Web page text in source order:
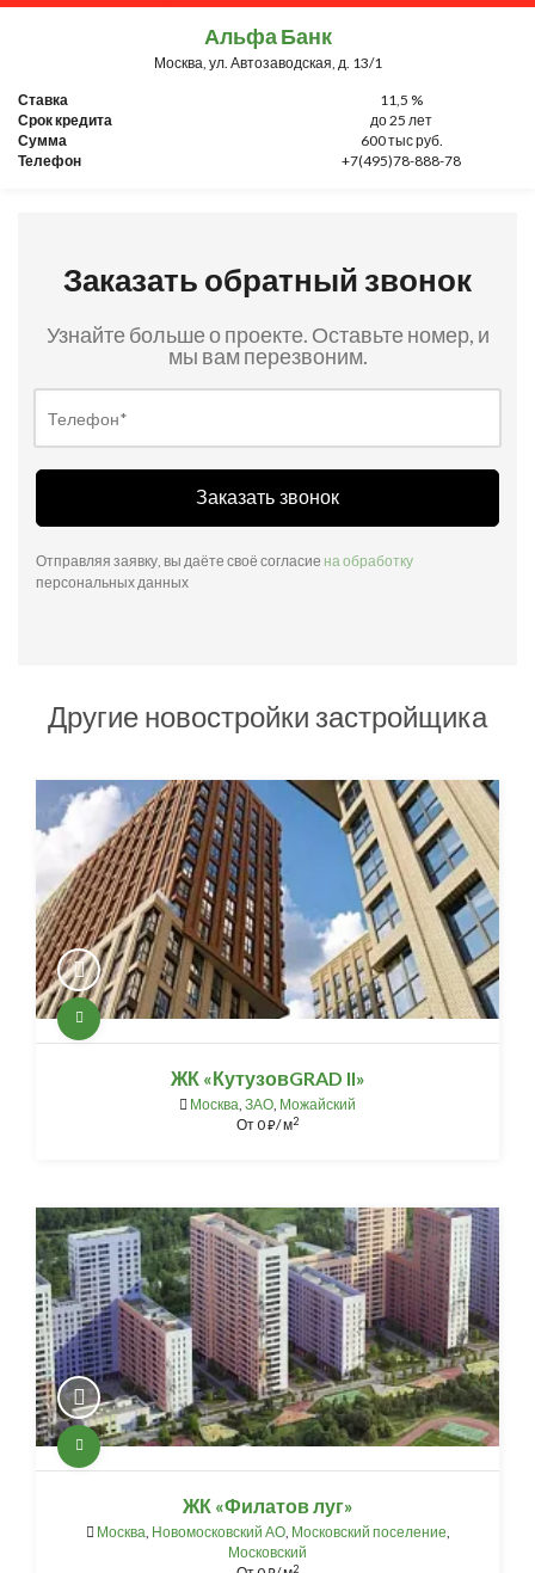
Альфа Банк
Москва, ул. Автозаводская, д. 13/1
Ставка
11,5 %
Срок кредита
до 25 лет
Сумма
600 тыс руб.
Телефон
+7(495)78-888-78
Заказать обратный звонок
Узнайте больше о проекте. Оставьте номер, и
мы вам перезвоним.
Заказать звонок
Отправляя заявку, вы даёте своё согласие на обработку
персональных данных
Другие новостройки застройщика
ЖК «КутузовGRAD II»
Москва, ЗАО, Можайский
От0⃏/ м2
ЖК «Филатов луг»
Москва, Новомосковский АО, Московский поселение,
Московский
2